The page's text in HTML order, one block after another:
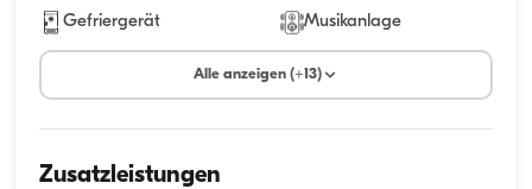
Gefriergerät Musikanlage
Alle anzeigen (+13)
Zusatzleistungen